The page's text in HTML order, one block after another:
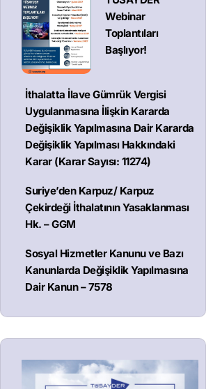
Webinar
Toplantıları
Başlıyor!
İthalatta İlave Gümrük Vergisi
Uygulanmasına İlişkin Kararda
Değişiklik Yapılmasına Dair Kararda
Değişiklik Yapılması Hakkındaki
Karar (Karar Sayısı: 11274)
Suriye’den Karpuz/ Karpuz
Çekirdeği İthalatının Yasaklanması
Hk. – GGM
Sosyal Hizmetler Kanunu ve Bazı
Kanunlarda Değişiklik Yapılmasına
Dair Kanun – 7578